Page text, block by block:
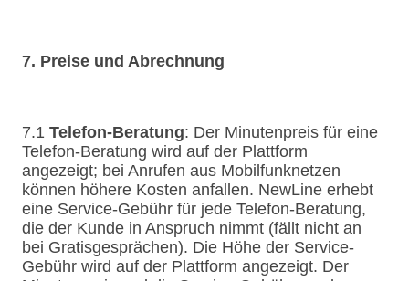
7. Preise und Abrechnung
7.1 Telefon-Beratung: Der Minutenpreis für eine
Telefon-Beratung wird auf der Plattform
angezeigt; bei Anrufen aus Mobilfunknetzen
können höhere Kosten anfallen. NewLine erhebt
eine Service-Gebühr für jede Telefon-Beratung,
die der Kunde in Anspruch nimmt (fällt nicht an
bei Gratisgesprächen). Die Höhe der Service-
Gebühr wird auf der Plattform angezeigt. Der